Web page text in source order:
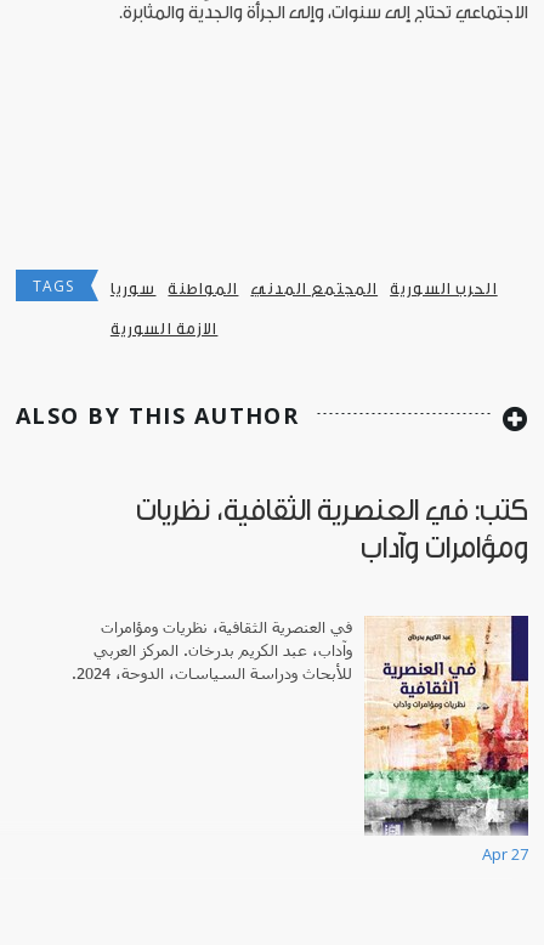
الاجتماعي تحتاج إلى سنوات، وإلى الجرأة والجدّية والمثابرة.
TAGS سوريا المواطنة المجتمع المدني الحرب السورية
الازمة السورية
ALSO BY THIS AUTHOR
كتب: في العنصرية الثقافية، نظريات
ومؤامرات وآداب
في العنصرية الثقافية، نظريات ومؤامرات
وآداب، عبد الكريم بدرخان. المركز العربي
للأبحاث ودراسة السياسات، الدوحة، 2024.
Apr 27